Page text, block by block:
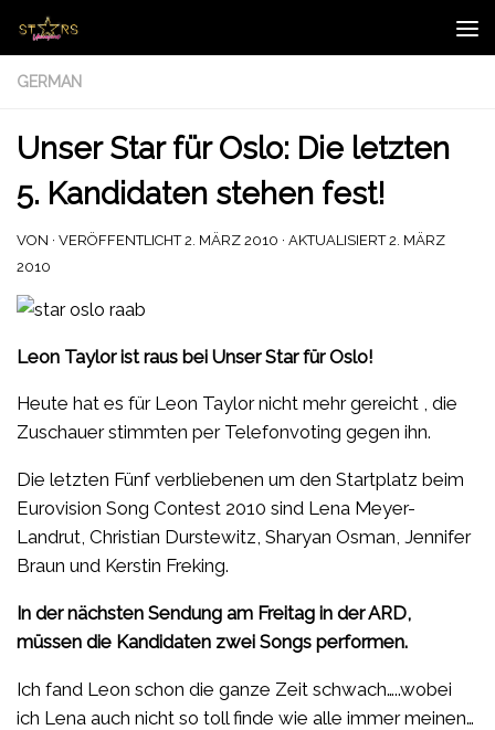
Zum Inhalt springen
GERMAN
Unser Star für Oslo: Die letzten
5. Kandidaten stehen fest!
VON · VERÖFFENTLICHT2. MÄRZ 2010 · AKTUALISIERT2. MÄRZ
2010
Leon Taylor ist raus bei Unser Star für Oslo!
Heute hat es für Leon Taylor nicht mehr gereicht , die
Zuschauer stimmten per Telefonvoting gegen ihn.
Die letzten Fünf verbliebenen um den Startplatz beim
Eurovision Song Contest 2010 sind Lena Meyer-
Landrut, Christian Durstewitz, Sharyan Osman, Jennifer
Braun und Kerstin Freking.
In der nächsten Sendung am Freitag in der ARD,
müssen die Kandidaten zwei Songs performen.
Ich fand Leon schon die ganze Zeit schwach…..wobei
ich Lena auch nicht so toll finde wie alle immer meinen…